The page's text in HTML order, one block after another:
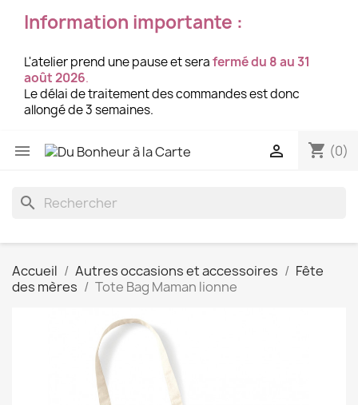
Information importante :
L'atelier prend une pause et serafermé du 8 au 31
août 2026.
Le délai de traitement des commandes est donc
allongé de 3 semaines.
 shopping_cart (0)

search
Accueil Autres occasions et accessoires
Fête
des mères
Tote Bag Maman lionne